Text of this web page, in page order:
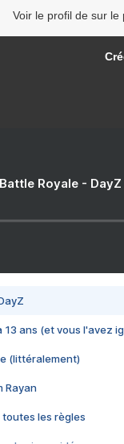
Voir le profil de sur le
Royale - DayZ
13 ans (et vous l'avez
(littéralement)
Rayan
toutes les règles